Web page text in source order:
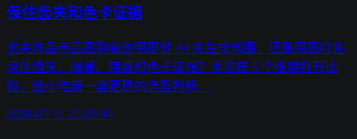
保住齿夹和色卡证据
发夹饰品商品图到底该用即梦 AI 先生成氛围，还是用图叮先
保住齿夹、弹簧、镀层和色卡证据？本文按 5 个维度拆开比
较，给小电商一套更稳的选型判断。
2026-07-11 21:26:30